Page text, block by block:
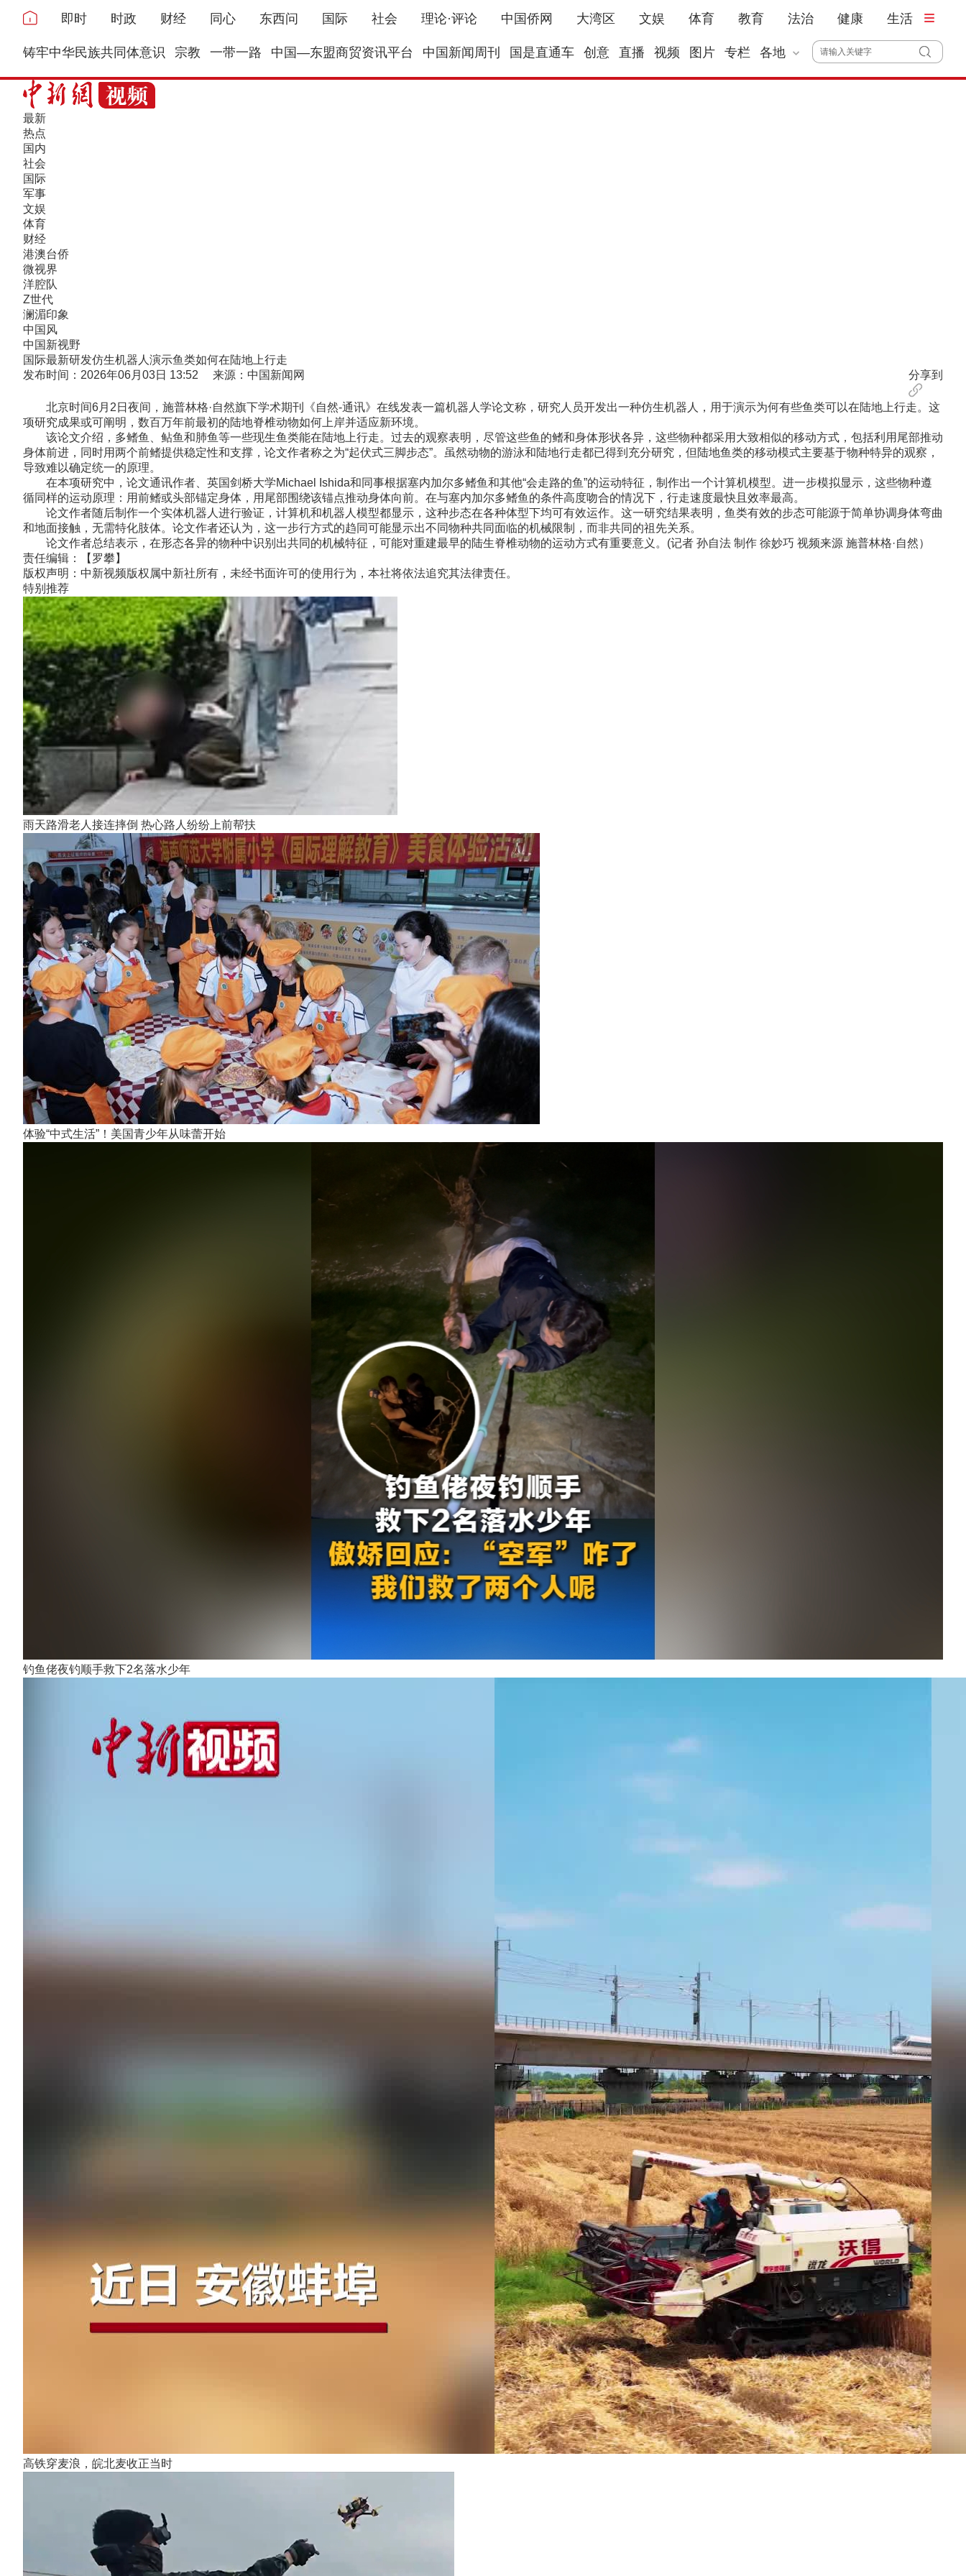
即时 时政 财经 同心 东西问 国际 社会 理论·评论 中国侨网 大湾区 文娱 体育 教育 法治 健康 生活
铸牢中华民族共同体意识 宗教 一带一路 中国—东盟商贸资讯平台 中国新闻周刊 国是直通车 创意 直播 视频 图片 专栏 各地
最新
热点
国内
社会
国际
军事
文娱
体育
财经
港澳台侨
微视界
洋腔队
Z世代
澜湄印象
中国风
中国新视野
国际最新研发仿生机器人演示鱼类如何在陆地上行走
发布时间：2026年06月03日 13:52 来源：中国新闻网
分享到
北京时间6月2日夜间，施普林格·自然旗下学术期刊《自然-通讯》在线发表一篇机器人学论文称，研究人员开发出一种仿生机器人，用于演示为何有些鱼类可以在陆地上行走。这
项研究成果或可阐明，数百万年前最初的陆地脊椎动物如何上岸并适应新环境。
该论文介绍，多鳍鱼、鲇鱼和肺鱼等一些现生鱼类能在陆地上行走。过去的观察表明，尽管这些鱼的鳍和身体形状各异，这些物种都采用大致相似的移动方式，包括利用尾部推动
身体前进，同时用两个前鳍提供稳定性和支撑，论文作者称之为“起伏式三脚步态”。虽然动物的游泳和陆地行走都已得到充分研究，但陆地鱼类的移动模式主要基于物种特异的观察，
导致难以确定统一的原理。
在本项研究中，论文通讯作者、英国剑桥大学Michael Ishida和同事根据塞内加尔多鳍鱼和其他“会走路的鱼”的运动特征，制作出一个计算机模型。进一步模拟显示，这些物种遵
循同样的运动原理：用前鳍或头部锚定身体，用尾部围绕该锚点推动身体向前。在与塞内加尔多鳍鱼的条件高度吻合的情况下，行走速度最快且效率最高。
论文作者随后制作一个实体机器人进行验证，计算机和机器人模型都显示，这种步态在各种体型下均可有效运作。这一研究结果表明，鱼类有效的步态可能源于简单协调身体弯曲
和地面接触，无需特化肢体。论文作者还认为，这一步行方式的趋同可能显示出不同物种共同面临的机械限制，而非共同的祖先关系。
论文作者总结表示，在形态各异的物种中识别出共同的机械特征，可能对重建最早的陆生脊椎动物的运动方式有重要意义。(记者 孙自法 制作 徐妙巧 视频来源 施普林格·自然）
责任编辑：【罗攀】
版权声明：中新视频版权属中新社所有，未经书面许可的使用行为，本社将依法追究其法律责任。
特别推荐
雨天路滑老人接连摔倒 热心路人纷纷上前帮扶
体验“中式生活”！美国青少年从味蕾开始
钓鱼佬夜钓顺手救下2名落水少年
高铁穿麦浪，皖北麦收正当时